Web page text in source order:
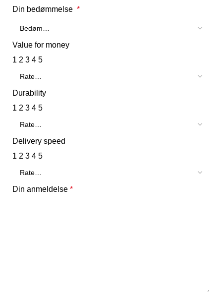
Din bedømmelse *
Value for money
1 2 3 4 5
Durability
1 2 3 4 5
Delivery speed
1 2 3 4 5
Din anmeldelse *